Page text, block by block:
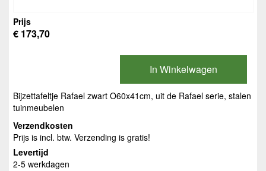
Prijs
€ 173,70
In Winkelwagen
Bijzettafeltje Rafael zwart O60x41cm, uit de Rafael serie, stalen
tuinmeubelen
Verzendkosten
Prijs is incl. btw. Verzending is gratis!
Levertijd
2-5 werkdagen